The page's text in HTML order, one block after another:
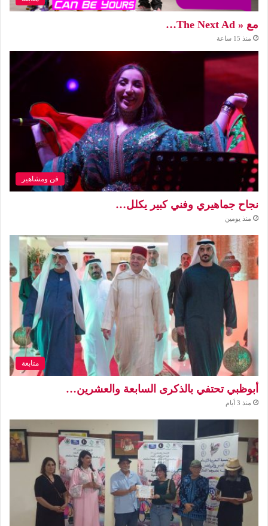
مع « The Next Ad…
منذ 15 ساعة
فن ومشاهير
نجاح جماهيري وفني كبير يكلل…
منذ يومين
متابعة
أبوظبي تحتفي بالذكرى السابعة والعشرين…
منذ 3 أيام